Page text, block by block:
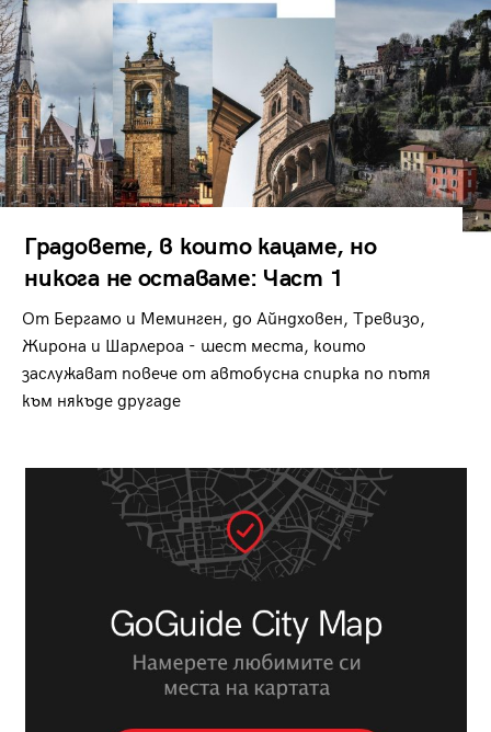
Градовете, в които кацаме, но
никога не оставаме: Част 1
От Бергамо и Меминген, до Айндховен, Тревизо,
Жирона и Шарлероа - шест места, които
заслужават повече от автобусна спирка по пътя
към някъде другаде